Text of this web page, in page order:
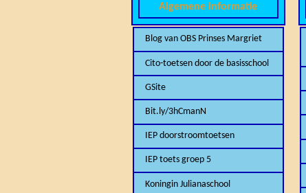
Algemene informatie
Blog van OBS Prinses Margriet
Cito-toetsen door de basisschool
GSite
Bit.ly/3hCmanN
IEP doorstroomtoetsen
IEP toets groep 5
Koningin Julianaschool